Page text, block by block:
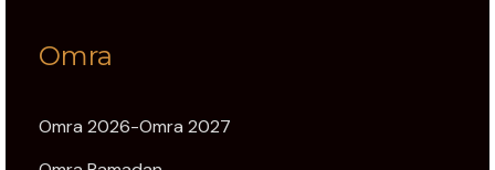
Omra
Omra 2026-Omra 2027